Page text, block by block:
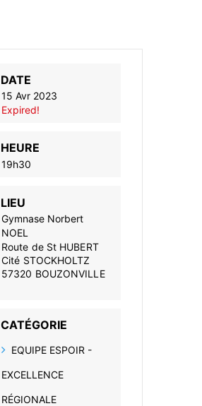
DATE
15 Avr 2023
Expired!
HEURE
19h30
LIEU
Gymnase Norbert
NOEL
Route de St HUBERT
Cité STOCKHOLTZ
57320 BOUZONVILLE
CATÉGORIE
EQUIPE ESPOIR -
EXCELLENCE
RÉGIONALE